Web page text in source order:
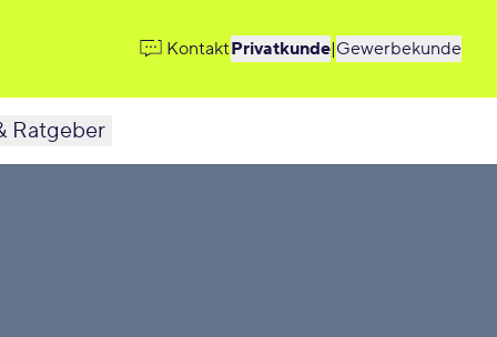
KontaktPrivatkunde|Gewerbekunde
Ratgeber